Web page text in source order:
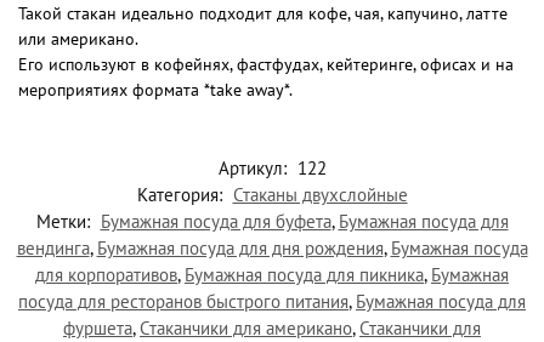
Такой стакан идеально подходит для кофе, чая, капучино, латте
или американо.
Его используют в кофейнях, фастфудах, кейтеринге, офисах и на
мероприятиях формата *take away*.
Артикул: 122
Категория: Стаканы двухслойные
Метки: Бумажная посуда для буфета, Бумажная посуда для
вендинга, Бумажная посуда для дня рождения, Бумажная посуда
для корпоративов, Бумажная посуда для пикника, Бумажная
посуда для ресторанов быстрого питания, Бумажная посуда для
фуршета,Стаканчики для американо,Стаканчики для